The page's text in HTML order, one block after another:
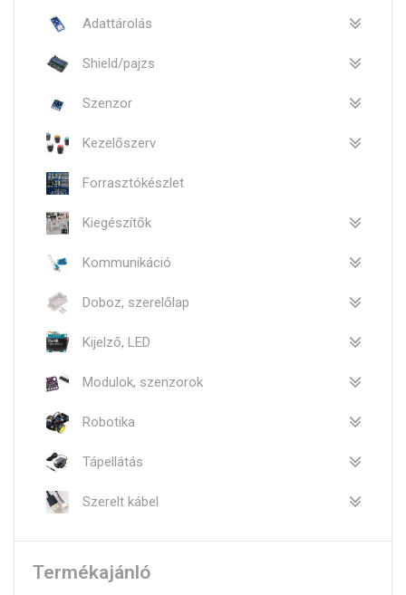
Adattárolás
Shield/pajzs
Szenzor
Kezelőszerv
Forrasztókészlet
Kiegészítők
Kommunikáció
Doboz, szerelőlap
Kijelző, LED
Modulok, szenzorok
Robotika
Tápellátás
Szerelt kábel
Termékajánló